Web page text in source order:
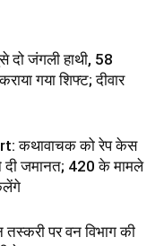
दो जंगली हाथी, 58
गया शिफ्ट; दीवार
कथावाचक को रेप केस
दी जमानत; 420 के मामले
पर वन विभाग की